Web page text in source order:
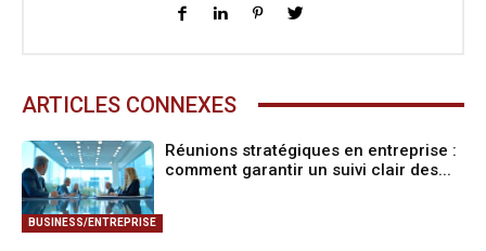
ARTICLES CONNEXES
BUSINESS/ENTREPRISE
Réunions stratégiques en entreprise :
comment garantir un suivi clair des...